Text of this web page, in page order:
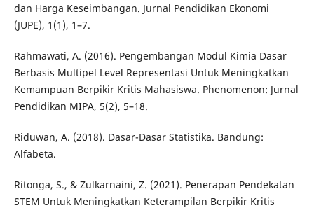
dan Harga Keseimbangan. Jurnal Pendidikan Ekonomi
(JUPE), 1(1), 1–7.
Rahmawati, A. (2016). Pengembangan Modul Kimia Dasar
Berbasis Multipel Level Representasi Untuk Meningkatkan
Kemampuan Berpikir Kritis Mahasiswa. Phenomenon: Jurnal
Pendidikan MIPA, 5(2), 5–18.
Riduwan, A. (2018). Dasar-Dasar Statistika. Bandung:
Alfabeta.
Ritonga, S., & Zulkarnaini, Z. (2021). Penerapan Pendekatan
STEM Untuk Meningkatkan Keterampilan Berpikir Kritis